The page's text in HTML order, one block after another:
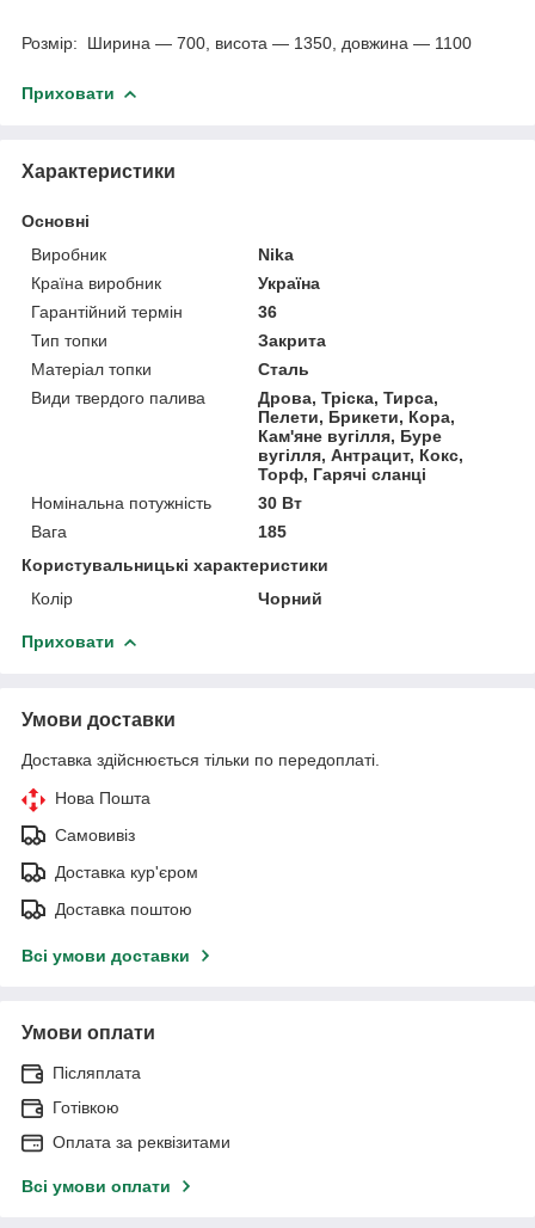
Розмір: Ширина — 700, висота — 1350, довжина — 1100
Приховати
Характеристики
Основні
Виробник
Nika
Країна виробник
Україна
Гарантійний термін
36
Тип топки
Закрита
Матеріал топки
Сталь
Види твердого палива
Дрова, Тріска, Тирса,
Пелети, Брикети, Кора,
Кам'яне вугілля, Буре
вугілля, Антрацит, Кокс,
Торф, Гарячі сланці
Номінальна потужність
30 Вт
Вага
185
Користувальницькі характеристики
Колір
Чорний
Приховати
Умови доставки
Доставка здійснюється тільки по передоплаті.
Нова Пошта
Самовивіз
Доставка кур'єром
Доставка поштою
Всі умови доставки
Умови оплати
Післяплата
Готівкою
Оплата за реквізитами
Всі умови оплати